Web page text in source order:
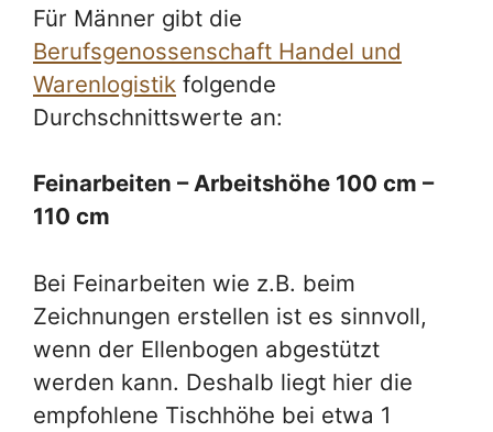
Für Männer gibt die
Berufsgenossenschaft Handel und
Warenlogistik folgende
Durchschnittswerte an:
Feinarbeiten – Arbeitshöhe 100 cm –
110 cm
Bei Feinarbeiten wie z.B. beim
Zeichnungen erstellen ist es sinnvoll,
wenn der Ellenbogen abgestützt
werden kann. Deshalb liegt hier die
empfohlene Tischhöhe bei etwa 1